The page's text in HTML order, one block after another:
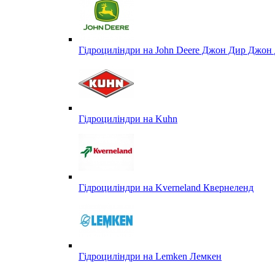
Гідроциліндри на John Deere Джон Дир Джон
Гідроциліндри на Kuhn
Гідроциліндри на Kverneland Квернеленд
Гідроциліндри на Lemken Лемкен